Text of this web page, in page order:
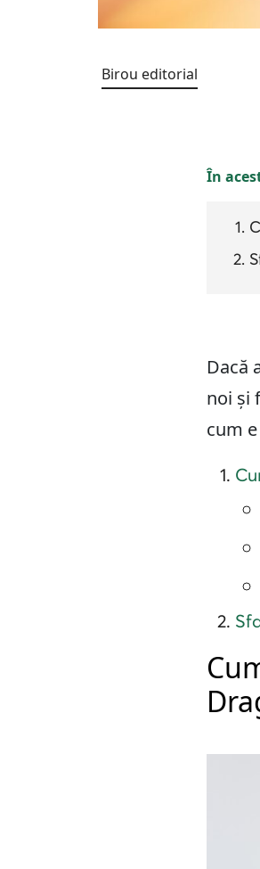
Birou editorial
În
Dacă
noi și
cum